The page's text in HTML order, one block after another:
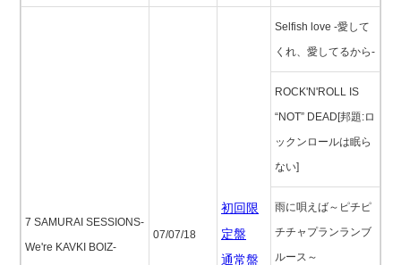
7 SAMURAI SESSIONS-
We're KAVKI BOIZ-
07/07/18
初回限
定盤
通常盤
Selfish love -愛して
くれ、愛してるから-
ROCK'N'ROLL IS
“NOT” DEAD[邦題:ロ
ックンロールは眠ら
ない]
雨に唄えば～ピチピ
チチャプランランブ
ルース～